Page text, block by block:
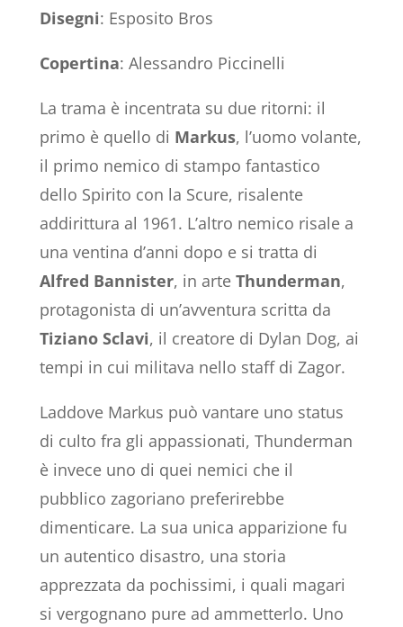
Disegni: Esposito Bros
Copertina: Alessandro Piccinelli
La trama è incentrata su due ritorni: il
primo è quello di Markus, l’uomo volante,
il primo nemico di stampo fantastico
dello Spirito con la Scure, risalente
addirittura al 1961. L’altro nemico risale a
una ventina d’anni dopo e si tratta di
Alfred Bannister, in arte Thunderman,
protagonista di un’avventura scritta da
Tiziano Sclavi, il creatore di Dylan Dog, ai
tempi in cui militava nello staff di Zagor.
Laddove Markus può vantare uno status
di culto fra gli appassionati, Thunderman
è invece uno di quei nemici che il
pubblico zagoriano preferirebbe
dimenticare. La sua unica apparizione fu
un autentico disastro, una storia
apprezzata da pochissimi, i quali magari
si vergognano pure ad ammetterlo. Uno